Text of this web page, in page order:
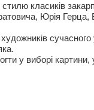
класиків
Юрія
у виборі картини,